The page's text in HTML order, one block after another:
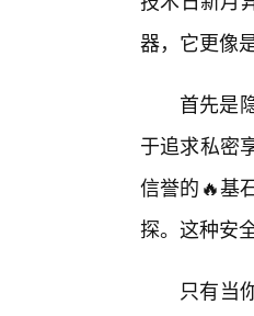
器，它更像
首先是
于追求私密
信誉的🔥基
探。这种安
只有当